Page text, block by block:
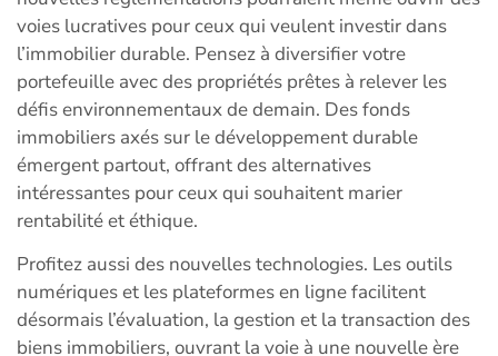
voies lucratives pour ceux qui veulent investir dans
l’immobilier durable. Pensez à diversifier votre
portefeuille avec des propriétés prêtes à relever les
défis environnementaux de demain. Des fonds
immobiliers axés sur le développement durable
émergent partout, offrant des alternatives
intéressantes pour ceux qui souhaitent marier
rentabilité et éthique.
Profitez aussi des nouvelles technologies. Les outils
numériques et les plateformes en ligne facilitent
désormais l’évaluation, la gestion et la transaction des
biens immobiliers, ouvrant la voie à une nouvelle ère